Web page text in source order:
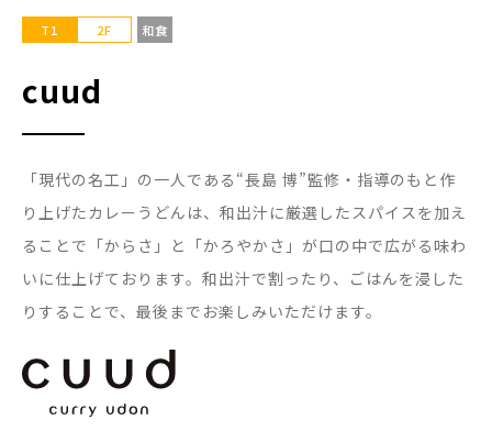
T1 2F 和食
cuud
「現代の名工」の一人である“長島 博”監修・指導のもと作
り上げたカレーうどんは、和出汁に厳選したスパイスを加え
ることで「からさ」と「かろやかさ」が口の中で広がる味わ
いに仕上げております。和出汁で割ったり、ごはんを浸した
りすることで、最後までお楽しみいただけます。